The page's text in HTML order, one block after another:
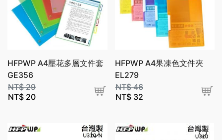
HFPWP A4壓花多層文件套
GE356
NT$29
NT$ 20
HFPWP A4果凍色文件夾
EL279
NT$46
NT$32